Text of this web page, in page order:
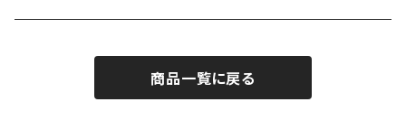
Planet Gongs
商品一覧に戻る